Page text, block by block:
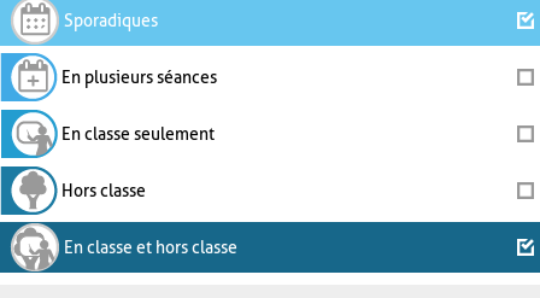
Sporadiques
En plusieurs séances
En classe seulement
Hors classe
En classe et hors classe